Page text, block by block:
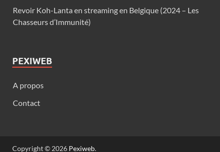
Revoir Koh-Lanta en streaming en Belgique (2024 – Les
Chasseurs d’Immunité)
PEXIWEB
A propos
Contact
Copyright © 2026 Pexiweb.